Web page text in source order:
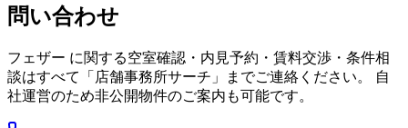
問い合わせ
フェザー に関する空室確認・内見予約・賃料交渉・条件相
談はすべて「店舗事務所サーチ」までご連絡ください。 自
社運営のため非公開物件のご案内も可能です。